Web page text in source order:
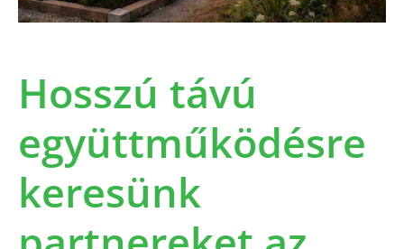
Hosszú távú
együttműködésre
keresünk